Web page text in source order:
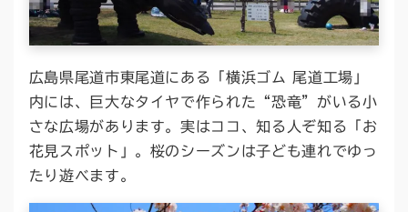
広島県尾道市東尾道にある「横浜ゴム 尾道工場」
内には、巨大なタイヤで作られた“恐竜”がいる小
さな広場があります。実はココ、知る人ぞ知る「お
花見スポット」。桜のシーズンは子ども連れでゆっ
たり遊べます。